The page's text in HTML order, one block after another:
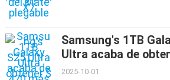
Samsung's 1TB
Ultra acaba de
tentador: no se
2025-10-01